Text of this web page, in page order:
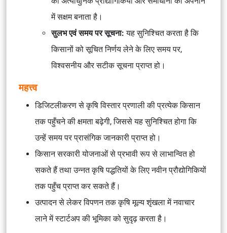
में सक्षम बनाता है।
सुलभ एवं समय पर सूचना:यह सुनिश्चित करता है कि
किसानों को सूचित निर्णय लेने के लिए समय पर,
विश्वसनीय और सटीक सूचना प्राप्त हो।
महत्त्व
डिजिटलीकरण से कृषि विस्तार प्रणाली की प्रत्येक किसान
तक पहुँचने की क्षमता बढ़ेगी, जिससे यह सुनिश्चित होगा कि
उन्हें समय पर प्रासंगिक जानकारी प्राप्त हो।
किसान सरकारी योजनाओं से प्रभावी रूप से लाभान्वित हो
सकते हैं तथा उन्नत कृषि पद्धतियों के लिए नवीन प्रौद्योगिकियों
तक पहुँच प्राप्त कर सकते हैं।
उत्पादन से लेकर विपणन तक कृषि मूल्य शृंखला में नवाचार
लाने में स्टार्टअप की भूमिका को सुदृढ़ करता है।